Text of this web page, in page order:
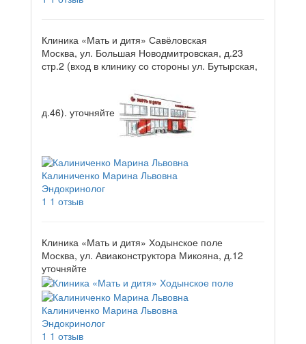
Клиника «Мать и дитя» Савёловская
Москва, ул. Большая Новодмитровская, д.23
стр.2 (вход в клинику со стороны ул. Бутырская,
д.46). уточняйте
Калиниченко Марина Львовна
Эндокринолог
1 1 отзыв
Клиника «Мать и дитя» Ходынское поле
Москва, ул. Авиаконструктора Микояна, д.12
уточняйте
Калиниченко Марина Львовна
Эндокринолог
1 1 отзыв